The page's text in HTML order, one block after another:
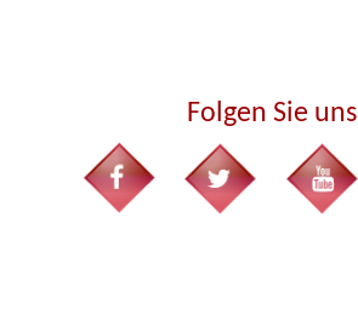
Folgen Sie uns